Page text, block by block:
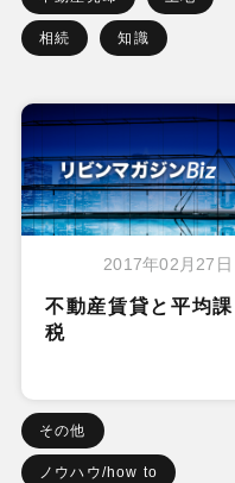
相続 知識
2017年02月27日
不動産賃貸と平均課
税
その他
ノウハウ/how to